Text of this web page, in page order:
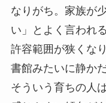
なりがち。家族が
い」とよく言われ
許容範囲が狭くな
書館みたいに静か
そういう育ちの人